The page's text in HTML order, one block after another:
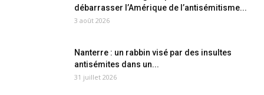
débarrasser l’Amérique de l’antisémitisme...
3 août 2026
Nanterre : un rabbin visé par des insultes
antisémites dans un...
31 juillet 2026